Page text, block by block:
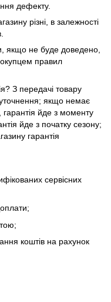
дефекту.
різні, в залежності
якщо не буде доведено,
правил
З передачі товару
якщо немає
гарантія йде з моменту
йде з початку сезону;
гарантія
сервісних
коштів на рахунок